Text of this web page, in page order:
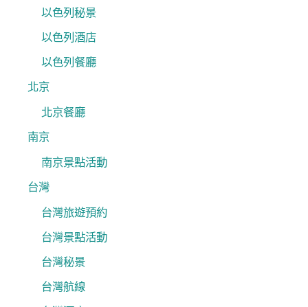
以色列秘景
以色列酒店
以色列餐廳
北京
北京餐廳
南京
南京景點活動
台灣
台灣旅遊預約
台灣景點活動
台灣秘景
台灣航線